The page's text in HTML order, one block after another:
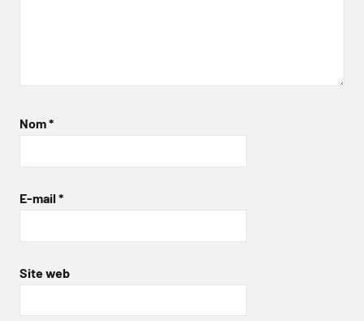
Nom*
E-mail *
Site web